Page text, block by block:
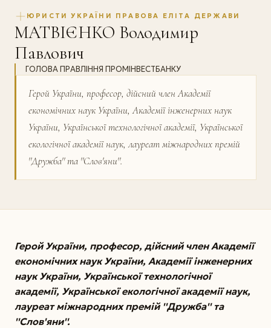
ЮРИСТИ УКРАЇНИ ПРАВОВА ЕЛІТА ДЕРЖАВИ
МАТВІЄНКО Володимир
Павлович
ГОЛОВА ПРАВЛІННЯ ПРОМІНВЕСТБАНКУ
Герой України, професор, дійсний член Академії
економічних наук України, Академії інженерних наук
України, Української технологічної академії, Української
екологічної академії наук, лауреат міжнародних премій
''Дружба'' та ''Слов'яни''.
Герой України, професор, дійсний член Академії
економічних наук України, Академії інженерних
наук України, Української технологічної
академії, Української екологічної академії наук,
лауреат міжнародних премій ''Дружба'' та
''Слов'яни''.